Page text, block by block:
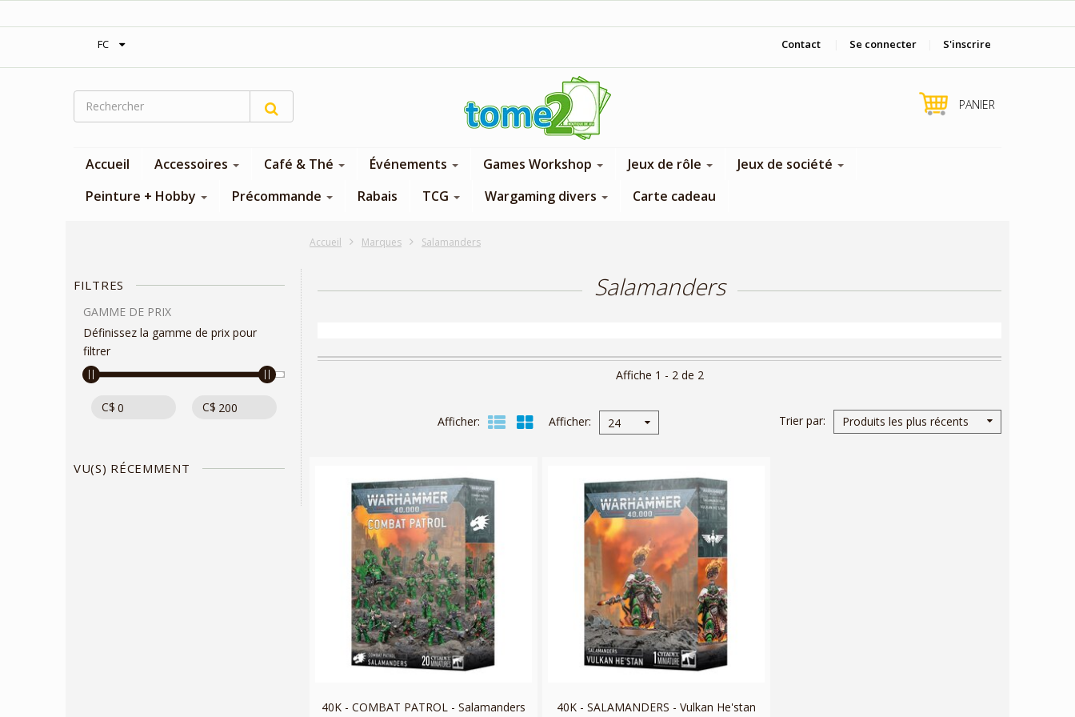
FC Contact Se connecter S'inscrire
PANIER
Accueil Accessoires Café & Thé Événements Games Workshop Jeux de rôle
Jeux de société
Peinture + Hobby
Précommande Rabais TCG Wargaming divers Carte cadeau
Accueil Marques Salamanders
FILTRES
GAMME DE PRIX
Définissez la gamme de prix pour
filtrer
C$ C$
VU(S) RÉCEMMENT
Salamanders
Affiche 1 - 2 de 2
Afficher Afficher 24 Trier par Produits les plus récents
40K - COMBAT PATROL - Salamanders 40K - SALAMANDERS - Vulkan He'stan